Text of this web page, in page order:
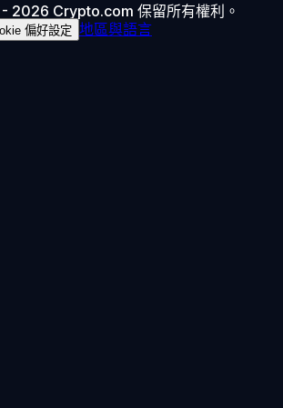
2026 Crypto.com 保留所有權利。
偏好設定 地區與語言